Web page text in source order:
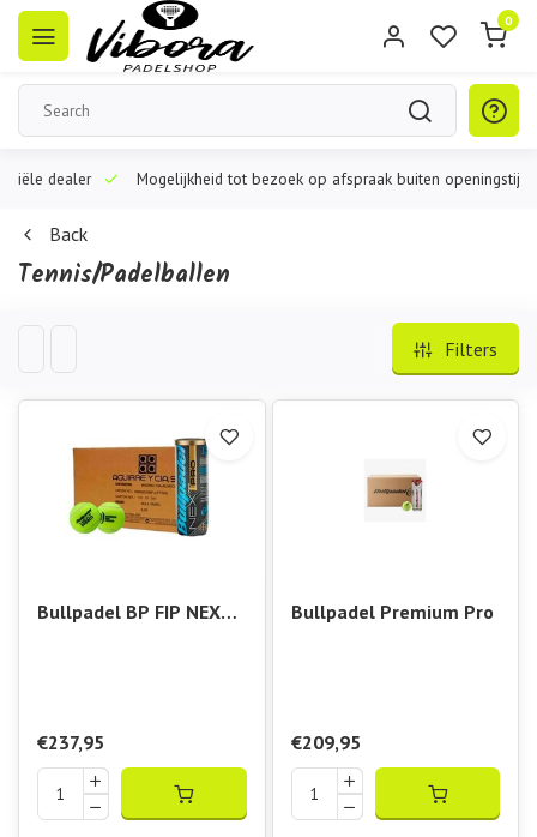
0
dealer Mogelijkheid tot bezoek op afspraak buiten openingstijden
Back
Tennis/Padelballen
Filters
Bullpadel BP FIP NEXT
€237,95
Bullpadel Premium Pro
€209,95